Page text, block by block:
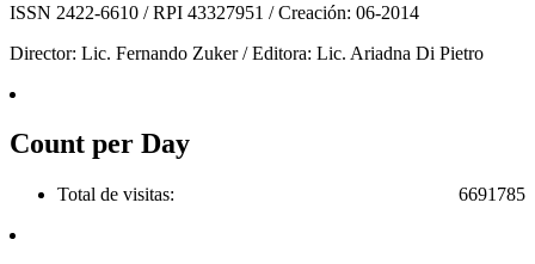
ISSN 2422-6610 / RPI 43327951 / Creación: 06-2014
Director: Lic. Fernando Zuker / Editora: Lic. Ariadna Di Pietro
Count per Day
6691785
Total de visitas: